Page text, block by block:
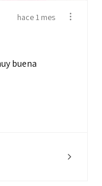
hace 1 mes
buena